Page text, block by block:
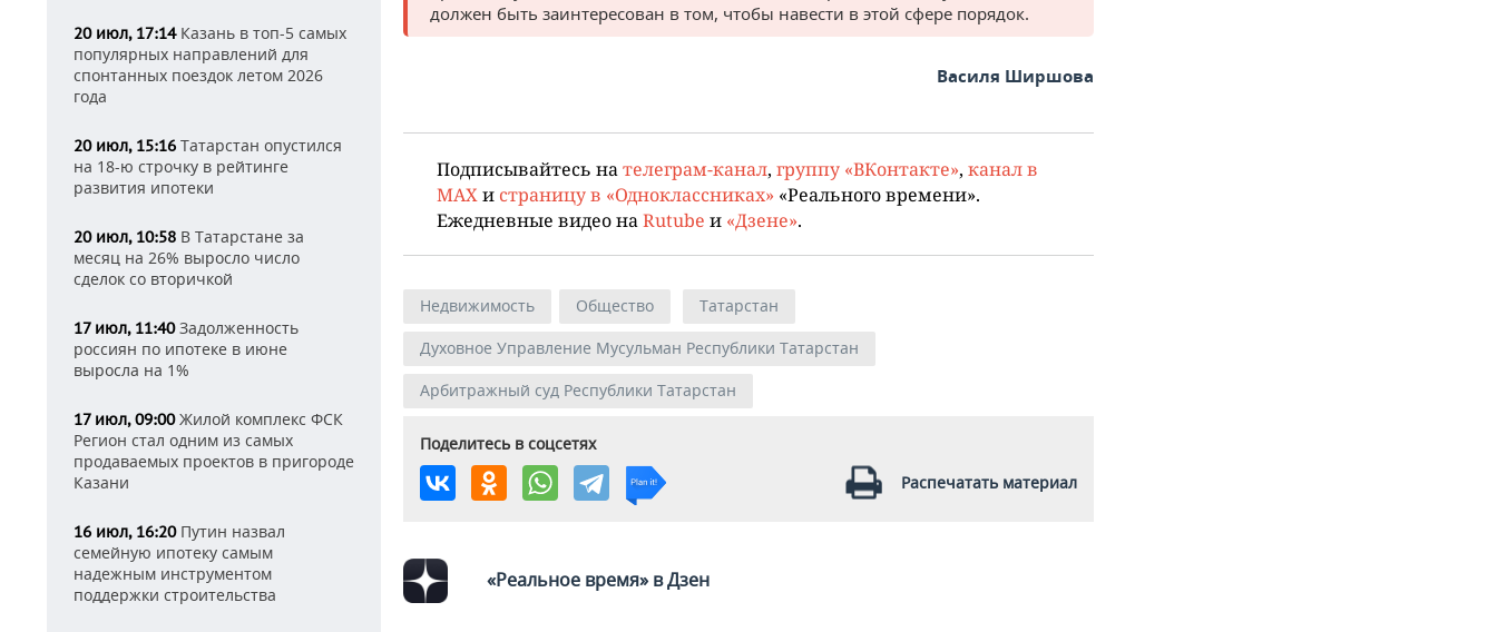
20 июл, 17:14Казань в топ-5 самых
популярных направлений для
спонтанных поездок летом 2026
года
20 июл, 15:16 Татарстан опустился
на 18-ю строчку в рейтинге
развития ипотеки
20 июл, 10:58 В Татарстане за
месяц на 26% выросло число
сделок со вторичкой
17 июл, 11:40Задолженность
россиян по ипотеке в июне
выросла на 1%
17 июл, 09:00Жилой комплекс ФСК
Регион стал одним из самых
продаваемых проектов в пригороде
Казани
16 июл, 16:20Путин назвал
семейную ипотеку самым
надежным инструментом
поддержки строительства
должен быть заинтересован в том, чтобы навести в этой сфере порядок.
Василя Ширшова
Подписывайтесь на телеграм-канал, группу «ВКонтакте», канал в
MAX и страницу в «Одноклассниках» «Реального времени».
Ежедневные видео на Rutube и «Дзене».
Недвижимость Общество
Татарстан
Духовное Управление Мусульман Республики Татарстан
Арбитражный суд Республики Татарстан
Поделитесь в соцсетях
Распечатать материал
«Реальное время» в Дзен